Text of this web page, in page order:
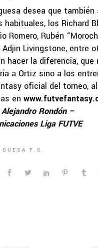
desea que también
habituales, los Richard
Romero, Rubén
Adjin Livingstone, entre
hacer la diferencia, que
a Ortiz sino a los
oficial del torneo,
en
Rondón –
Liga FUTVE
F.C.